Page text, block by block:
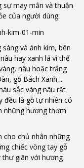
may mắn và thuận
của người dùng.
và ánh kim, bên
hay xanh lá vì thế
nâu hoặc trắng
gỗ Bách Xanh,..
sắc vàng nâu rất
đều là gỗ tự nhiên có
những hương thơm
cho chủ nhân những
chiếc vòng tay gỗ
thư giãn với hương